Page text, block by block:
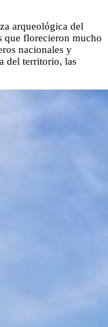
arqueológica del
que florecieron mucho
nacionales y
del territorio, las